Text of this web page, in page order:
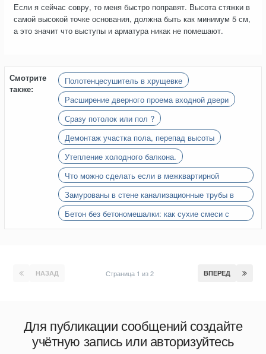
Если я сейчас совру, то меня быстро поправят. Высота стяжки в
самой высокой точке основания, должна быть как минимум 5 см,
а это значит что выступы и арматура никак не помешают.
Смотрите
также:
Полотенцесушитель в хрущевке
Расширение дверного проема входной двери
Сразу потолок или пол ?
Демонтаж участка пола, перепад высоты
Утепление холодного балкона.
Что можно сделать если в межквартирной
перегородке обнаружился кусок дерева?
Замурованы в стене канализационные трубы в
хрущевке
Бетон без бетономешалки: как сухие смеси с
НАЗАД ВПЕРЕД
Страница 1 из 2
Для публикации сообщений создайте
учётную запись или авторизуйтесь